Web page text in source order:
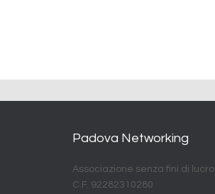
Padova Networking
Associazione senza fini di lucro
C.F. 92282310280